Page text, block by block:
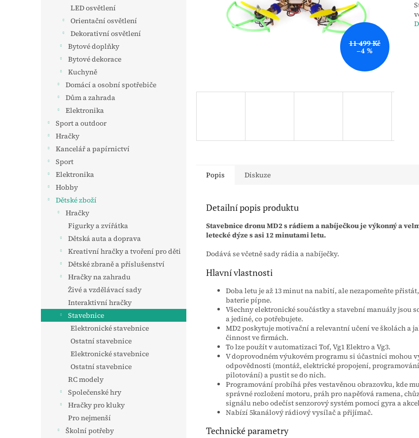
LED osvětlení
Orientační osvětlení
Dekorativní osvětlení
Bytové doplňky
Bytové dekorace
Kuchyně
Domácí a osobní spotřebiče
Dům a zahrada
Elektronika
Sport a outdoor
Hračky
Kancelář a papírnictví
Sport
Elektronika
Hobby
Dětské zboží
Hračky
Figurky a zvířátka
Dětská auta a doprava
Kreativní hračky a tvoření pro děti
Dětské zbraně a příslušenství
Hračky na zahradu
Živé a vzdělávací sady
Interaktivní hračky
Stavebnice
Elektronické stavebnice
Ostatní stavebnice
Elektronické stavebnice
Ostatní stavebnice
RC modely
Společenské hry
Hračky pro kluky
Pro nejmenší
Školní potřeby
11 499 Kč
–4 %
Popis Diskuze
Detailní popis produktu
Stavebnice dronu MD2 s rádiem a nabíječkou je výkonný a
letecké dýze s asi 12 minutami letu.
Dodává se včetně sady rádia a nabíječky.
Hlavní vlastnosti
Doba letu je až 13 minut na nabití, ale nezapomeňte
baterie pípne.
Všechny elektronické součástky a stavební manuály jsou
a jediné, co potřebujete.
MD2 poskytuje motivační a relevantní učení ve školách a
činnost ve firmách.
To lze použít v automatizaci Tof, Vg1 Elektro a Vg3.
V doprovodném výukovém programu si účastníci mohou
odpovědnosti (montáž, elektrické propojení,
pilotování) a pustit se do nich.
Programování probíhá přes vestavěnou obrazovku, kde
správné rozložení motoru, práh pro napěťová ramena,
signálu nebo odečíst senzorový systém pomocí gyra a
Nabízí 5kanálový rádiový vysílač a přijímač.
Technické parametry